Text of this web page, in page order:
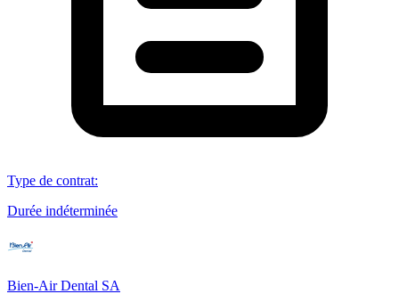
Type de contrat:
Durée indéterminée
Bien-Air Dental SA